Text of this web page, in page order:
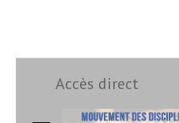
Accès direct